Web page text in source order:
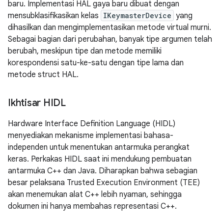
baru. Implementasi HAL gaya baru dibuat dengan
mensubklasifikasikan kelas IKeymasterDevice yang
dihasilkan dan mengimplementasikan metode virtual murni.
Sebagai bagian dari perubahan, banyak tipe argumen telah
berubah, meskipun tipe dan metode memiliki
korespondensi satu-ke-satu dengan tipe lama dan
metode struct HAL.
Ikhtisar HIDL
Hardware Interface Definition Language (HIDL)
menyediakan mekanisme implementasi bahasa-
independen untuk menentukan antarmuka perangkat
keras. Perkakas HIDL saat ini mendukung pembuatan
antarmuka C++ dan Java. Diharapkan bahwa sebagian
besar pelaksana Trusted Execution Environment (TEE)
akan menemukan alat C++ lebih nyaman, sehingga
dokumen ini hanya membahas representasi C++.